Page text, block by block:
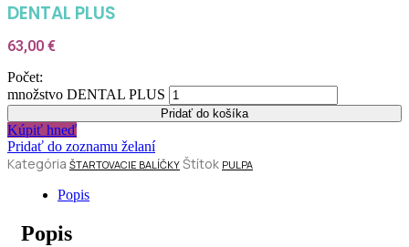
DENTAL PLUS
63,00 €
Počet:
množstvo DENTAL PLUS
Pridať do košíka
Kúpiť hneď
Pridať do zoznamu želaní
Kategória ŠTARTOVACIE BALÍČKY Štítok PULPA
Popis
Popis